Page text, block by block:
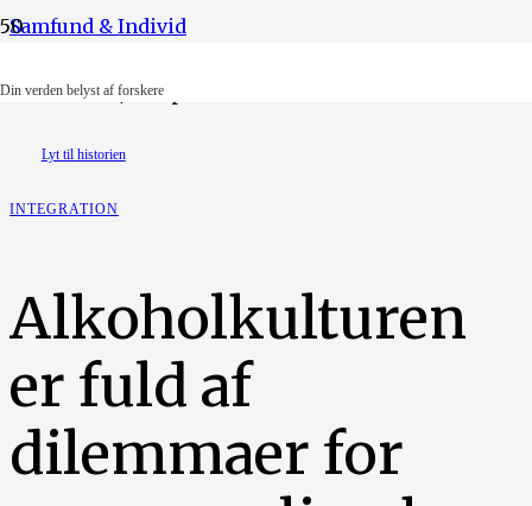
Din verden belyst af forskere
Samfund & Individ
Foto: Ritzau/Scanpix
Lyt til historien
INTEGRATION
Alkoholkulturen
er fuld af
dilemmaer for